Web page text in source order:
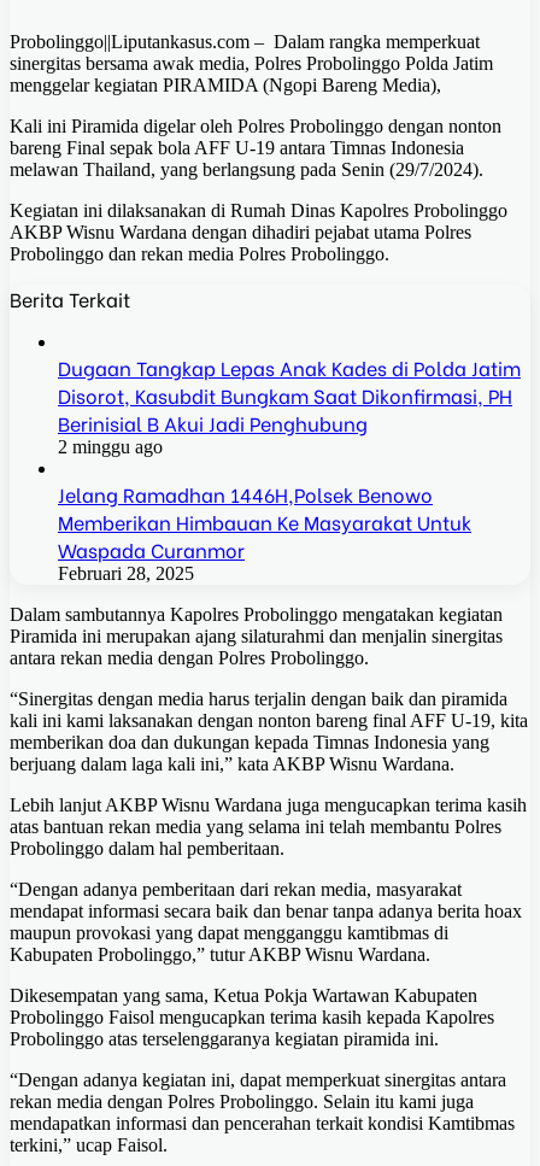
Probolinggo||Liputankasus.com – Dalam rangka memperkuat
sinergitas bersama awak media, Polres Probolinggo Polda Jatim
menggelar kegiatan PIRAMIDA (Ngopi Bareng Media),
Kali ini Piramida digelar oleh Polres Probolinggo dengan nonton
bareng Final sepak bola AFF U-19 antara Timnas Indonesia
melawan Thailand, yang berlangsung pada Senin (29/7/2024).
Kegiatan ini dilaksanakan di Rumah Dinas Kapolres Probolinggo
AKBP Wisnu Wardana dengan dihadiri pejabat utama Polres
Probolinggo dan rekan media Polres Probolinggo.
Berita Terkait
Dugaan Tangkap Lepas Anak Kades di Polda Jatim
Disorot, Kasubdit Bungkam Saat Dikonfirmasi, PH
Berinisial B Akui Jadi Penghubung
2 minggu ago
Jelang Ramadhan 1446H,Polsek Benowo
Memberikan Himbauan Ke Masyarakat Untuk
Waspada Curanmor
Februari 28, 2025
Dalam sambutannya Kapolres Probolinggo mengatakan kegiatan
Piramida ini merupakan ajang silaturahmi dan menjalin sinergitas
antara rekan media dengan Polres Probolinggo.
“Sinergitas dengan media harus terjalin dengan baik dan piramida
kali ini kami laksanakan dengan nonton bareng final AFF U-19, kita
memberikan doa dan dukungan kepada Timnas Indonesia yang
berjuang dalam laga kali ini,” kata AKBP Wisnu Wardana.
Lebih lanjut AKBP Wisnu Wardana juga mengucapkan terima kasih
atas bantuan rekan media yang selama ini telah membantu Polres
Probolinggo dalam hal pemberitaan.
“Dengan adanya pemberitaan dari rekan media, masyarakat
mendapat informasi secara baik dan benar tanpa adanya berita hoax
maupun provokasi yang dapat mengganggu kamtibmas di
Kabupaten Probolinggo,” tutur AKBP Wisnu Wardana.
Dikesempatan yang sama, Ketua Pokja Wartawan Kabupaten
Probolinggo Faisol mengucapkan terima kasih kepada Kapolres
Probolinggo atas terselenggaranya kegiatan piramida ini.
“Dengan adanya kegiatan ini, dapat memperkuat sinergitas antara
rekan media dengan Polres Probolinggo. Selain itu kami juga
mendapatkan informasi dan pencerahan terkait kondisi Kamtibmas
terkini,” ucap Faisol.